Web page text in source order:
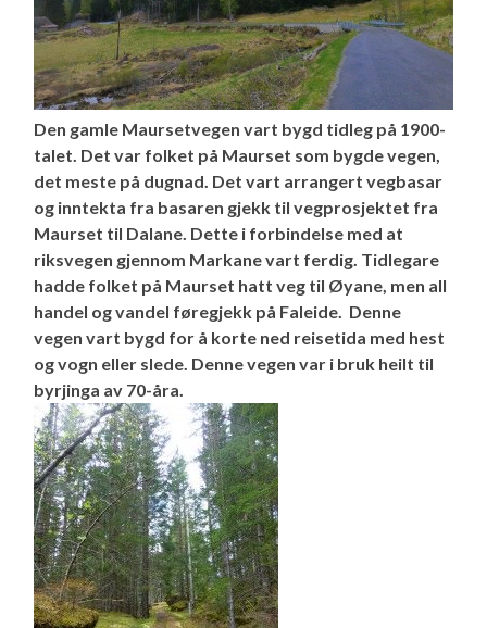
Den gamle Maursetvegen vart bygd tidleg på 1900-
talet. Det var folket på Maurset som bygde vegen,
det meste på dugnad. Det vart arrangert vegbasar
og inntekta fra basaren gjekk til vegprosjektet fra
Maurset til Dalane. Dette i forbindelse med at
riksvegen gjennom Markane vart ferdig. Tidlegare
hadde folket på Maurset hatt veg til Øyane, men all
handel og vandel føregjekk på Faleide. Denne
vegen vart bygd for å korte ned reisetida med hest
og vogn eller slede. Denne vegen var i bruk heilt til
byrjinga av 70-åra.